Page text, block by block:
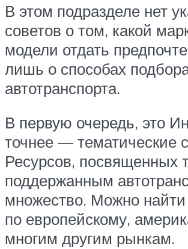
В этом подразделе нет
советов о том, какой
модели отдать
лишь о способах
автотранспорта.
В первую очередь, это
точнее — тематические
Ресурсов, посвященных
поддержанным
множество. Можно найти
по европейскому,
многим другим рынкам.